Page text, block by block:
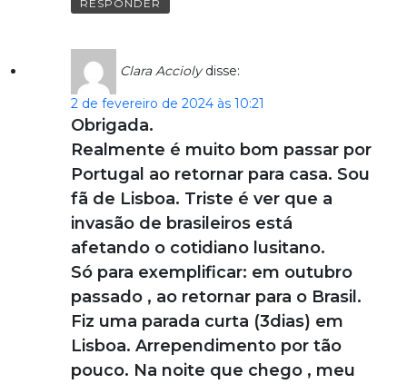
RESPONDER
Clara Accioly disse:
2 de fevereiro de 2024 às 10:21
Obrigada.
Realmente é muito bom passar por
Portugal ao retornar para casa. Sou
fã de Lisboa. Triste é ver que a
invasão de brasileiros está
afetando o cotidiano lusitano.
Só para exemplificar: em outubro
passado , ao retornar para o Brasil.
Fiz uma parada curta (3dias) em
Lisboa. Arrependimento por tão
pouco. Na noite que chego , meu